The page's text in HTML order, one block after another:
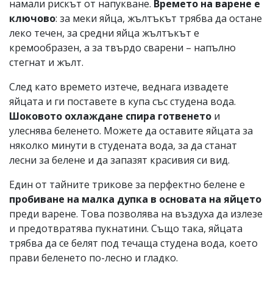
намали рискът от напукване. Времето на варене е
ключово: за меки яйца, жълтъкът трябва да остане
леко течен, за средни яйца жълтъкът е
кремообразен, а за твърдо сварени – напълно
стегнат и жълт.
След като времето изтече, веднага извадете
яйцата и ги поставете в купа със студена вода.
Шоковото охлаждане спира готвенето и
улеснява беленето. Можете да оставите яйцата за
няколко минути в студената вода, за да станат
лесни за белене и да запазят красивия си вид.
Един от тайните трикове за перфектно белене е
пробиване на малка дупка в основата на яйцето
преди варене. Това позволява на въздуха да излезе
и предотвратява пукнатини. Също така, яйцата
трябва да се белят под течаща студена вода, което
прави беленето по-лесно и гладко.